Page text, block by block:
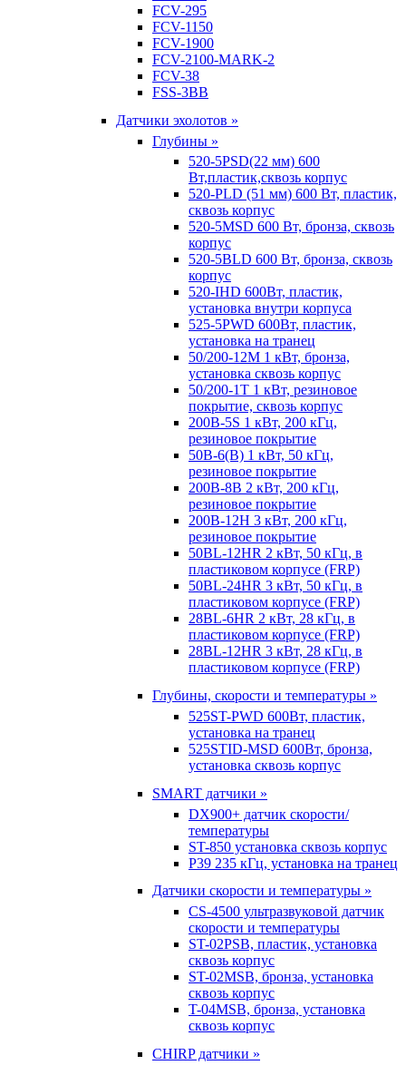
FCV-295
FCV-1150
FCV-1900
FCV-2100-MARK-2
FCV-38
FSS-3BB
Датчики эхолотов »
Глубины »
520-5PSD(22 мм) 600
Вт,пластик,сквозь корпус
520-PLD (51 мм) 600 Вт, пластик,
сквозь корпус
520-5MSD 600 Вт, бронза, сквозь
корпус
520-5BLD 600 Вт, бронза, сквозь
корпус
520-IHD 600Вт, пластик,
установка внутри корпуса
525-5PWD 600Вт, пластик,
установка на транец
50/200-12M 1 кВт, бронза,
установка сквозь корпус
50/200-1T 1 кВт, резиновое
покрытие, сквозь корпус
200B-5S 1 кВт, 200 кГц,
резиновое покрытие
50B-6(B) 1 кВт, 50 кГц,
резиновое покрытие
200B-8B 2 кВт, 200 кГц,
резиновое покрытие
200B-12H 3 кВт, 200 кГц,
резиновое покрытие
50BL-12HR 2 кВт, 50 кГц, в
пластиковом корпусе (FRP)
50BL-24HR 3 кВт, 50 кГц, в
пластиковом корпусе (FRP)
28BL-6HR 2 кВт, 28 кГц, в
пластиковом корпусе (FRP)
28BL-12HR 3 кВт, 28 кГц, в
пластиковом корпусе (FRP)
Глубины, скорости и температуры »
525ST-PWD 600Вт, пластик,
установка на транец
525STID-MSD 600Вт, бронза,
установка сквозь корпус
SMART датчики »
DX900+ датчик скорости/
температуры
ST-850 установка сквозь корпус
P39 235 кГц, установка на транец
Датчики скорости и температуры »
CS-4500 ультразвуковой датчик
скорости и температуры
ST-02PSB, пластик, установка
сквозь корпус
ST-02MSB, бронза, установка
сквозь корпус
T-04MSB, бронза, установка
сквозь корпус
CHIRP датчики »